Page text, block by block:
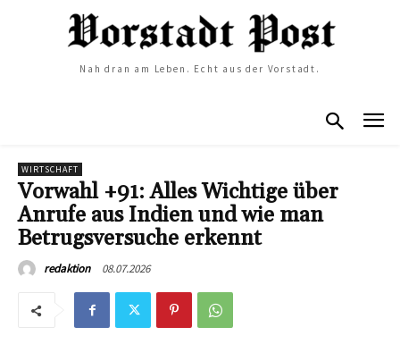
Nah dran am Leben. Echt aus der Vorstadt.
WIRTSCHAFT
Vorwahl +91: Alles Wichtige über
Anrufe aus Indien und wie man
Betrugsversuche erkennt
redaktion 08.07.2026